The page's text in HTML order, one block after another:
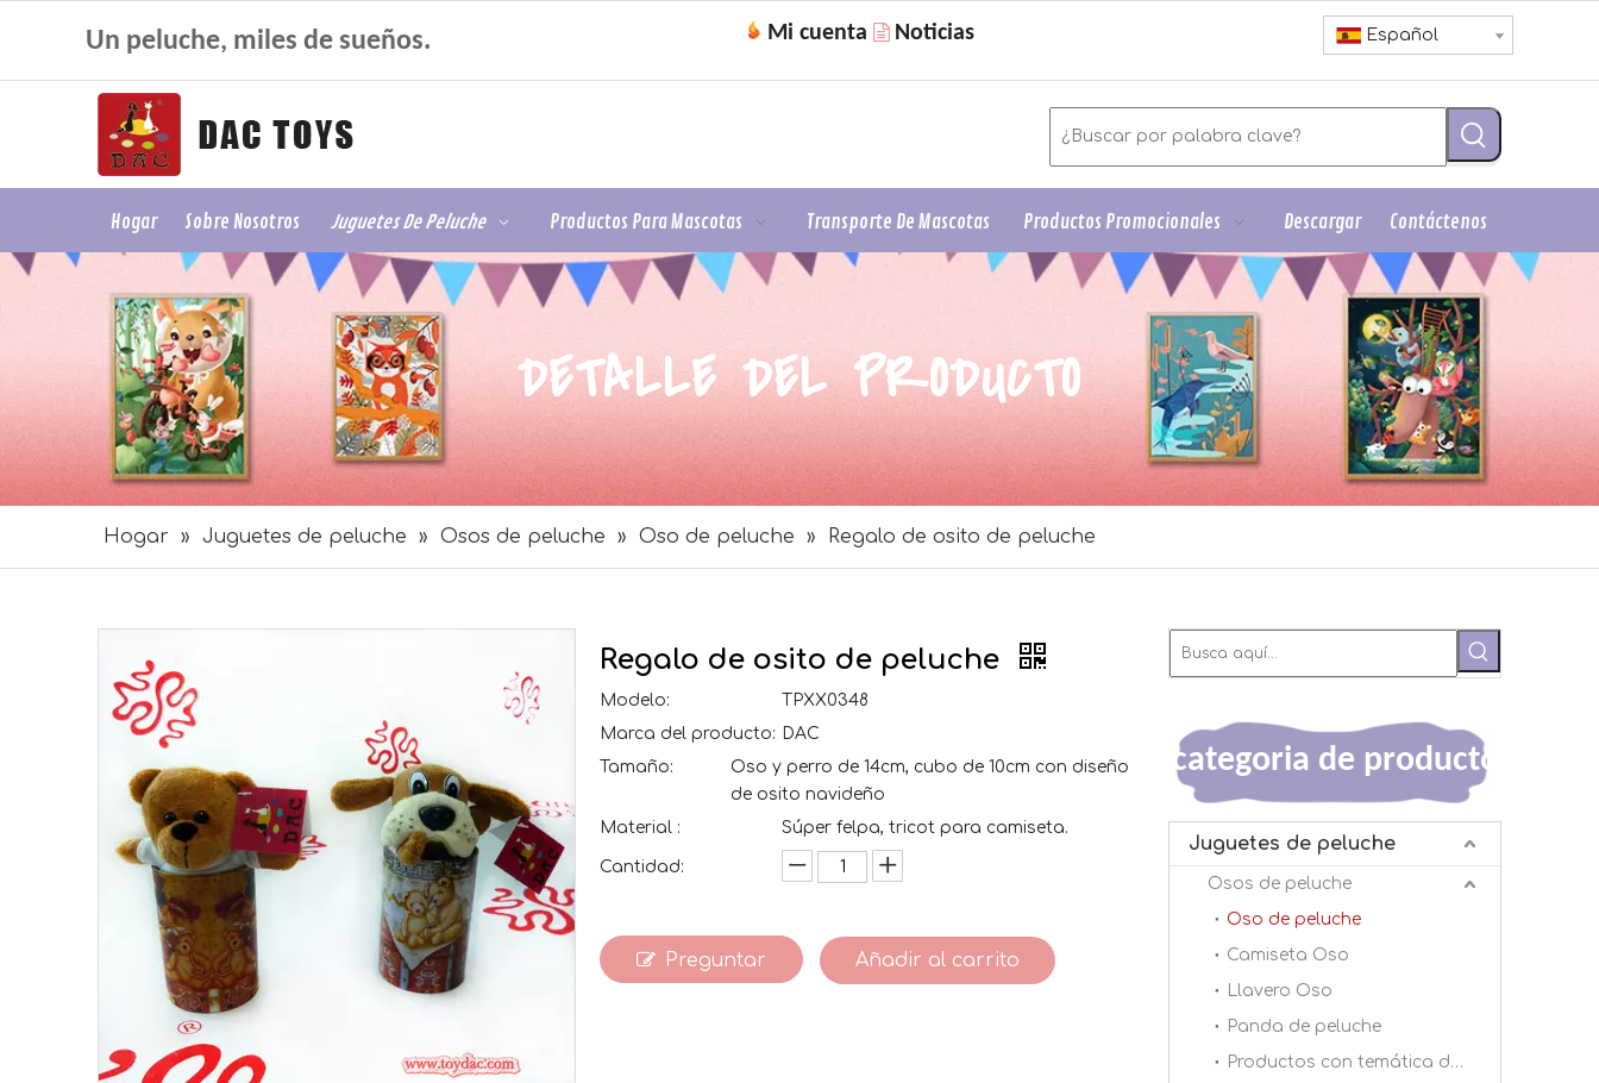
Un peluche, miles de sueños. Mi cuenta  Noticias Español
Hogar Sobre Nosotros Juguetes De Peluche Productos Para Mascotas Transporte De Mascotas Productos Promocionales Descargar Contáctenos
DETALLE DEL PRODUCTO
Hogar » Juguetes de peluche » Osos de peluche » Oso de peluche » Regalo de osito de peluche
Regalo de osito de peluche
Modelo:
TPXX0348
Marca del producto: DAC
Tamaño:
Oso y perro de 14cm, cubo de 10cm con diseño
de osito navideño
Material :
Súper felpa, tricot para camiseta.
Cantidad:
Preguntar Añadir al carrito
categoria de producto
Juguetes de peluche
Osos de peluche
Oso de peluche
Camiseta Oso
Llavero Oso
Panda de peluche
Productos con temática de panda